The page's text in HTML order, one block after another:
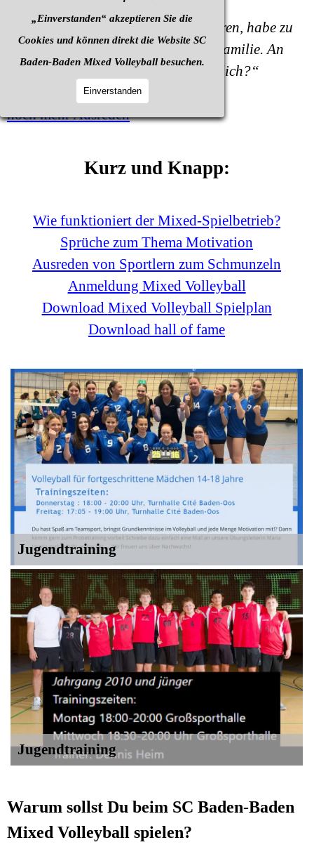
„Einverstanden“ akzeptieren Sie die
Cookies und können direkt die Website SC
Baden-Baden Mixed Volleyball besuchen.
Einverstanden
„Ich kann diese Woche nicht trainieren, habe zu
viel Stress in der Firma und in der Familie. An
welchen Tagen trainieren wir eigentlich?“
noch mehr Ausreden
Kurz und Knapp:
Wie funktioniert der Mixed-Spielbetrieb?
Sprüche zum Thema Motivation
Ausreden von Sportlern zum Schmunzeln
Anmeldung Mixed Volleyball
Download Mixed Volleyball Spielplan
Download hall of fame
Jugendtraining
Jugendtraining
Warum sollst Du beim SC Baden-Baden
Mixed Volleyball spielen?